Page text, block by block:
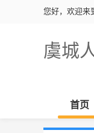
您好，欢迎来
虞城
首页